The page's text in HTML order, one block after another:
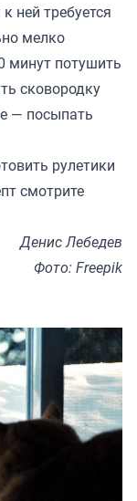
ней требуется
мелко
минут потушить
сковородку
— посыпать
рулетики
смотрите
Денис Лебедев
Фото: Freepik